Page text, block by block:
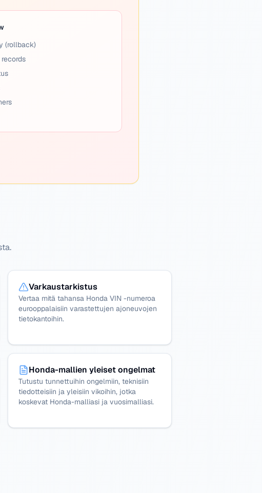
(rollback)
Varkaustarkistus
Vertaa mitä tahansa Honda VIN -numeroa
eurooppalaisiin varastettujen ajoneuvojen
tietokantoihin.
Honda-mallien yleiset ongelmat
Tutustu tunnettuihin ongelmiin, teknisiin
tiedotteisiin ja yleisiin vikoihin, jotka
koskevat Honda-malliasi ja vuosimalliasi.